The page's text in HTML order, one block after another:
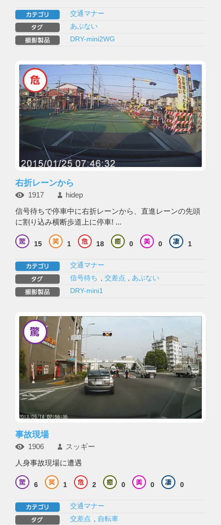
交通マナー
あぶない
DRY-mini2WG
右折レーンから
1917 hidep
信号待ちで停車中に右折レーンから、直進レーンの先頭
に割り込み横断歩道上に停車! ...
15 1 18 0 0 1
交通マナー
信号待ち
交差点
あぶない
DRY-mini1
事故現場
1906 スッギー
人身事故現場に遭遇
6 1 2 0 0 0
交通マナー
交差点
自転車